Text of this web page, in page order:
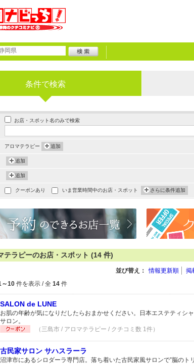
条件で検索
お店・スポット名のみで検索
アロマテラピー 追加
追加
追加
クーポンあり いま営業時間中のお店・スポット さらに条件追加
テラピーのお店・スポット (14 件)
並び替え： 情報更新順 掲
～10 件を表示 / 全 14 件
SALON de LUNE
お肌の年齢が気になりだしたらおまかせください。日本エステティシ
サロン。
（三島市 / アロマテラピー / クチコミ数 1件）
古民家サロン サハスラーラ
沼津市にあるシロダーラ専門店。落ち着いた古民家風サロンで”脳のト